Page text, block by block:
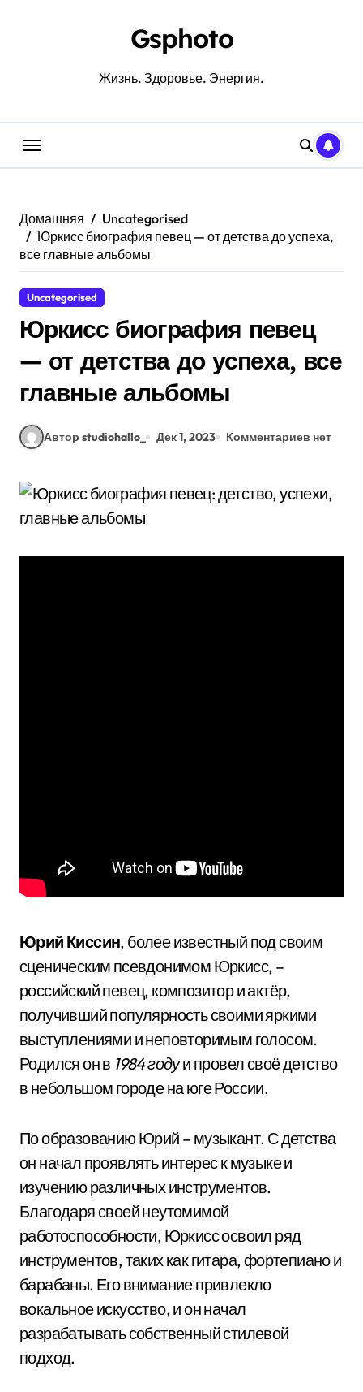
Gsphoto
Жизнь. Здоровье. Энергия.
Домашняя
Uncategorised
Юркисс биография певец — от детства до успеха,
все главные альбомы
Uncategorised
Юркисс биография певец
— от детства до успеха, все
главные альбомы
Автор studiohallo_ Дек 1, 2023 Комментариев нет
Юрий Киссин, более известный под своим
сценическим псевдонимом Юркисс, –
российский певец, композитор и актёр,
получивший популярность своими яркими
выступлениями и неповторимым голосом.
Родился он в 1984 годуи провел своё детство
в небольшом городе на юге России.
По образованию Юрий – музыкант. С детства
он начал проявлять интерес к музыке и
изучению различных инструментов.
Благодаря своей неутомимой
работоспособности, Юркисс освоил ряд
инструментов, таких как гитара, фортепиано и
барабаны. Его внимание привлекло
вокальное искусство, и он начал
разрабатывать собственный стилевой
подход.